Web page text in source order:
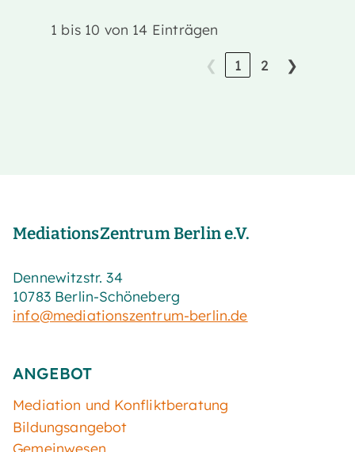
1 bis 10 von 14 Einträgen
❮ 1 2 ❯
MediationsZentrum Berlin e.V.
Dennewitzstr. 34
10783 Berlin-Schöneberg
info@mediationszentrum-berlin.de
ANGEBOT
Mediation und Konfliktberatung
Bildungsangebot
Gemeinwesen